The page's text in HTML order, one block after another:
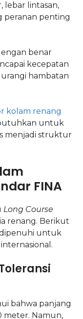
lebar lintasan,
peranan penting
benar
kecepatan
hambatan
kolam renang
untuk
menjadi struktur
FINA
Long Course
renang. Berikut
dipenuhi untuk
bahwa panjang
meter. Namun,